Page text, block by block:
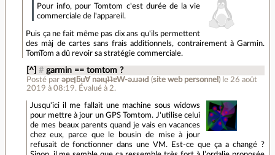
Pour info, pour Tomtom c'est durée de la vie
commerciale de l'appareil.
Puis ça ne fait même pas dix ans qu'ils permettent
des màj de cartes sans frais additionnels, contrairement à Garmin.
TomTom a dû revoir sa stratégie commerciale.
[^] # garmin == tomtom ?
Posté par ǝpɐןƃu∀ nǝıɥʇʇɐW-ǝɹɹǝıԀ (site web personnel ) le 26 août
2019 à 08:19. Évalué à 2.
Jusqu'ici il me fallait une machine sous widows
pour mettre à jour un GPS Tomtom. J'utilise celui
de mes beaux parents quand je vais en vacances
chez eux, parce que le bousin de mise à jour
refusait de fonctionner dans une VM. Est-ce que ça a changé ?